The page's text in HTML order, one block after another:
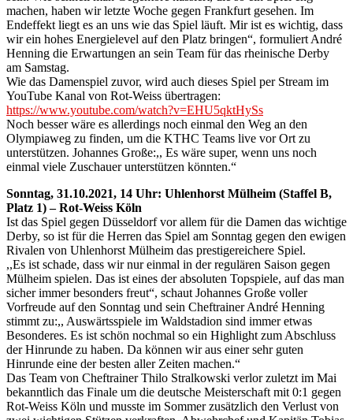
machen, haben wir letzte Woche gegen Frankfurt gesehen. Im
Endeffekt liegt es an uns wie das Spiel läuft. Mir ist es wichtig, dass
wir ein hohes Energielevel auf den Platz bringen“, formuliert André
Henning die Erwartungen an sein Team für das rheinische Derby
am Samstag.
Wie das Damenspiel zuvor, wird auch dieses Spiel per Stream im
YouTube Kanal von Rot-Weiss übertragen:
https://www.youtube.com/watch?v=EHU5qktHySs
Noch besser wäre es allerdings noch einmal den Weg an den
Olympiaweg zu finden, um die KTHC Teams live vor Ort zu
unterstützen. Johannes Große:,, Es wäre super, wenn uns noch
einmal viele Zuschauer unterstützen könnten.“
Sonntag, 31.10.2021, 14 Uhr: Uhlenhorst Mülheim (Staffel B,
Platz 1) – Rot-Weiss Köln
Ist das Spiel gegen Düsseldorf vor allem für die Damen das wichtige
Derby, so ist für die Herren das Spiel am Sonntag gegen den ewigen
Rivalen von Uhlenhorst Mülheim das prestigereichere Spiel.
,,Es ist schade, dass wir nur einmal in der regulären Saison gegen
Mülheim spielen. Das ist eines der absoluten Topspiele, auf das man
sicher immer besonders freut“, schaut Johannes Große voller
Vorfreude auf den Sonntag und sein Cheftrainer André Henning
stimmt zu:,, Auswärtsspiele im Waldstadion sind immer etwas
Besonderes. Es ist schön nochmal so ein Highlight zum Abschluss
der Hinrunde zu haben. Da können wir aus einer sehr guten
Hinrunde eine der besten aller Zeiten machen.“
Das Team von Cheftrainer Thilo Stralkowski verlor zuletzt im Mai
bekanntlich das Finale um die deutsche Meisterschaft mit 0:1 gegen
Rot-Weiss Köln und musste im Sommer zusätzlich den Verlust von